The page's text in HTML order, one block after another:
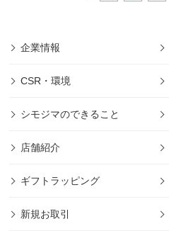
企業情報
CSR・環境
シモジマのできること
店舗紹介
ギフトラッピング
新規お取引